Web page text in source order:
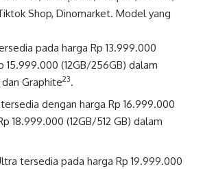
Shop, Dinomarket. Model yang
pada harga Rp 13.999.000
15.999.000 (12GB/256GB) dalam
Graphite23.
dengan harga Rp 16.999.000
18.999.000 (12GB/512 GB) dalam
tersedia pada harga Rp 19.999.000